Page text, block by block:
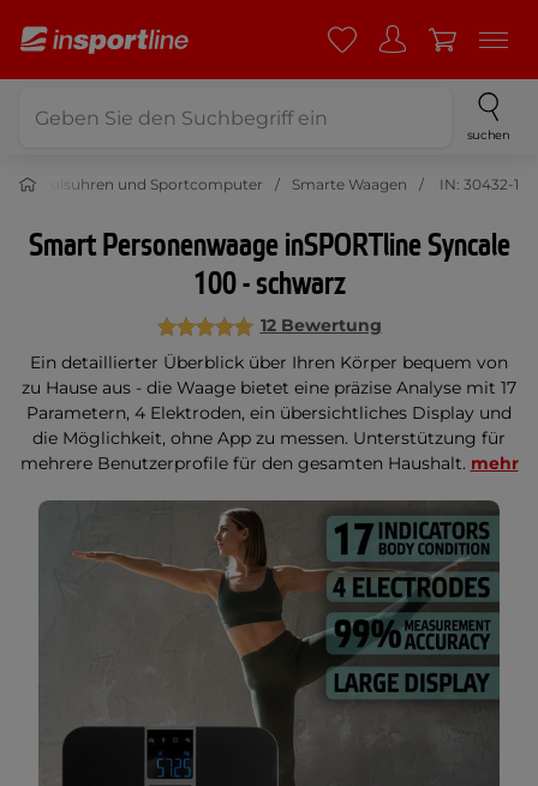
suchen
Pulsuhren und Sportcomputer Smarte Waagen IN: 30432-1
Smart Personenwaage inSPORTline Syncale
100 - schwarz
12 Bewertung
Ein detaillierter Überblick über Ihren Körper bequem von
zu Hause aus - die Waage bietet eine präzise Analyse mit 17
Parametern, 4 Elektroden, ein übersichtliches Display und
die Möglichkeit, ohne App zu messen. Unterstützung für
mehrere Benutzerprofile für den gesamten Haushalt. mehr